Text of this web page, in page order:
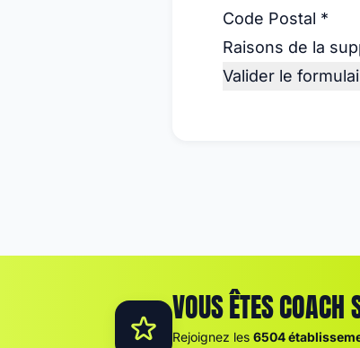
Code Postal *
Raisons de la
Valider le
VOUS ÊTES COACH
Rejoignez les 6504